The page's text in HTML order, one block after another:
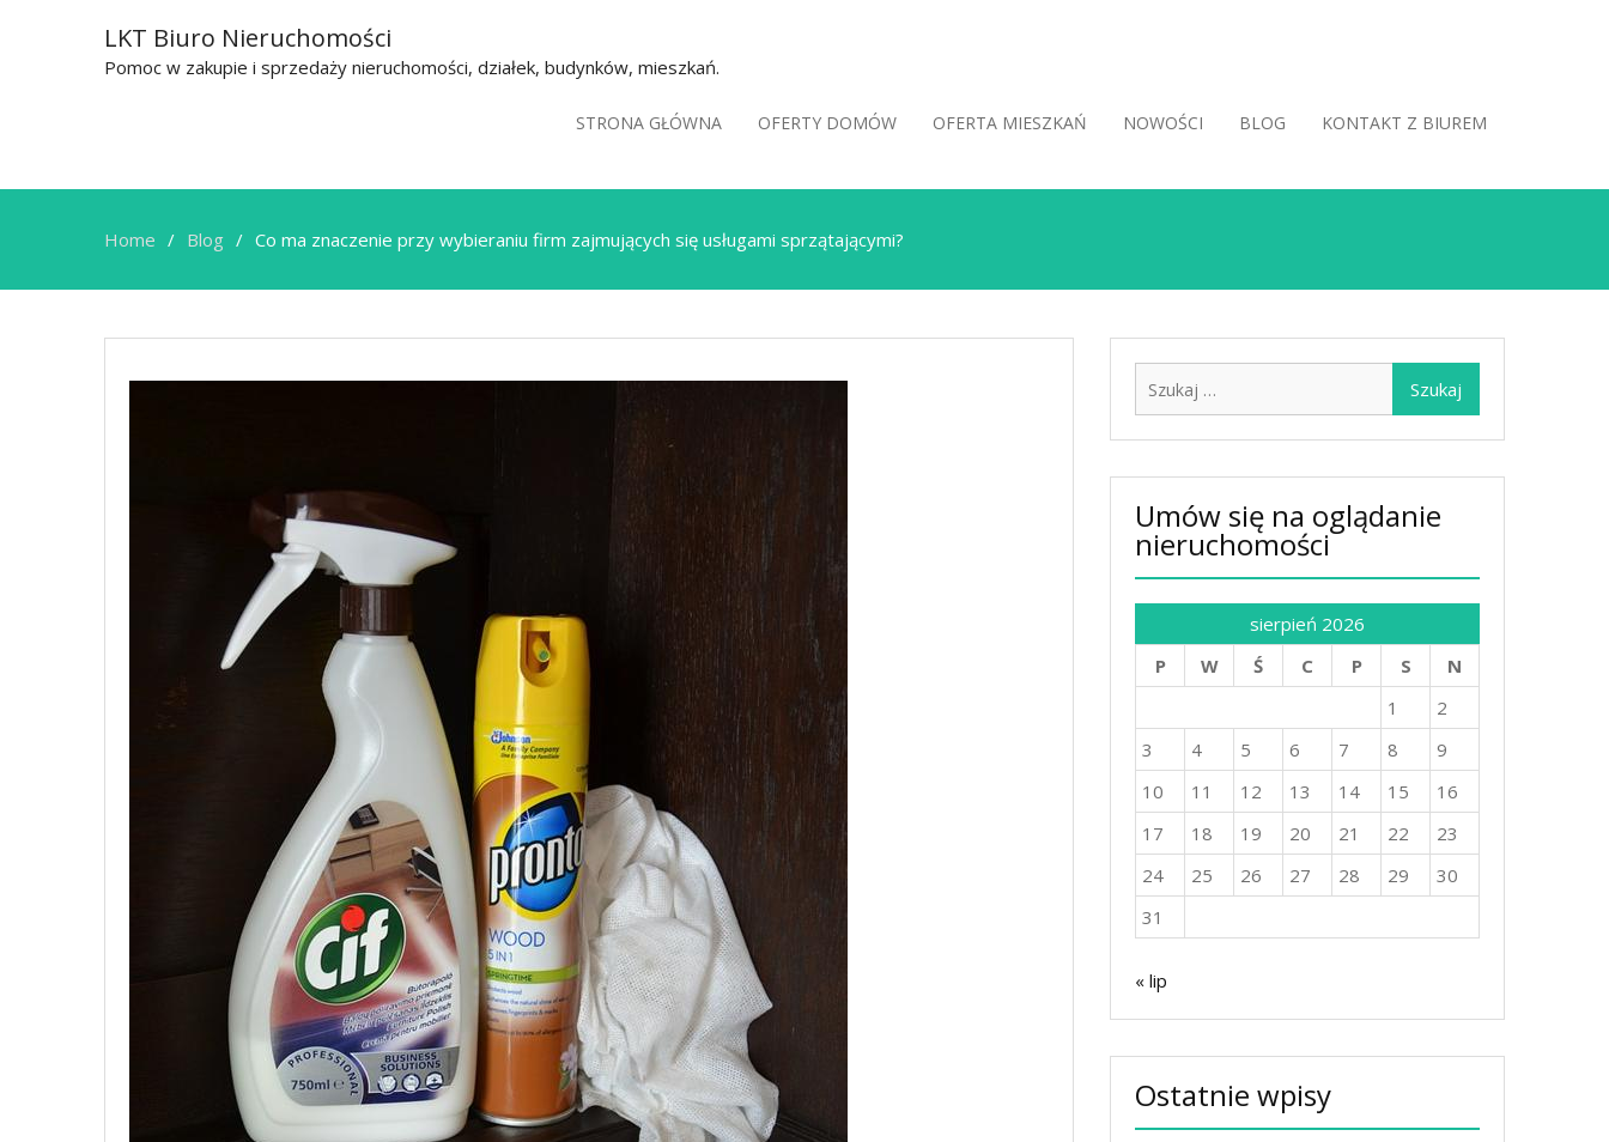
LKT Biuro Nieruchomości
Pomoc w zakupie i sprzedaży nieruchomości, działek, budynków, mieszkań.
STRONA GŁÓWNA OFERTY DOMÓW OFERTA MIESZKAŃ NOWOŚCI BLOG KONTAKT Z BIUREM
Home Blog Co ma znaczenie przy wybieraniu firm zajmujących się usługami sprzątającymi?
Umów się na oglądanie
nieruchomości
sierpień 2026
P
W Ś C P S
N
1
2
3
4 5 6 7 8
9
10
11 12 13 14 15
16
17
18 19 20 21 22
23
24
25 26 27 28 29
30
31
« lip
Ostatnie wpisy